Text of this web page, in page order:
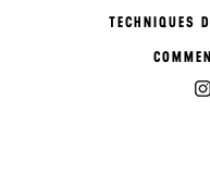
TECHNIQUES